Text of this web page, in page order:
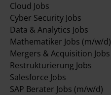
Cloud Jobs
Cyber Security Jobs
Data & Analytics Jobs
Mathematiker Jobs (m/w/d)
Mergers & Acquisition Jobs
Restrukturierung Jobs
Salesforce Jobs
SAP Berater Jobs (m/w/d)